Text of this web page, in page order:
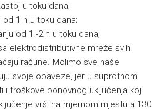
u toku dana;
1 h u toku dana;
od 1 -2 h u toku dana;
elektrodistributivne mreže svih
račune. Molimo sve naše
svoje obaveze, jer u suprotnom
troškove ponovnog uključenja koji
vrši na mjernom mjestu a 130